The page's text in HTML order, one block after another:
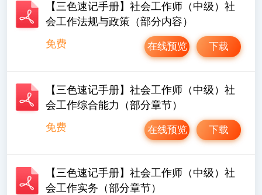
【三色速记手册】社会工作师（中级）社
会工作法规与政策（部分内容）
免费
下载
在线预览
【三色速记手册】社会工作师（中级）社
会工作综合能力（部分章节）
免费
下载
在线预览
【三色速记手册】社会工作师（中级）社
会工作实务（部分章节）